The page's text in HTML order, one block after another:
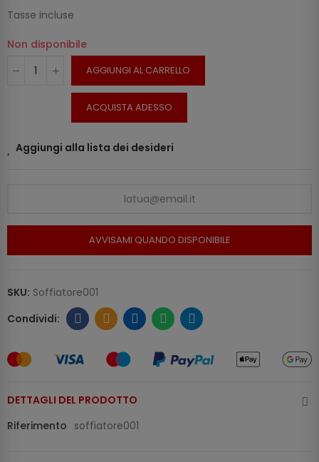
Tasse incluse
Non disponibile
AGGIUNGI AL CARRELLO
ACQUISTA ADESSO
Aggiungi alla lista dei desideri
AVVISAMI QUANDO DISPONIBILE
SKU: Soffiatore001
DETTAGLI DEL PRODOTTO
Riferimento soffiatore001